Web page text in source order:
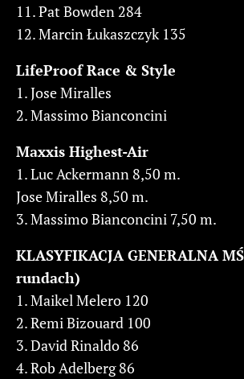
11. Pat Bowden 284
12. Marcin Łukaszczyk 135
LifeProof Race & Style
1. Jose Miralles
2. Massimo Bianconcini
Maxxis Highest-Air
1. Luc Ackermann 8,50 m.
Jose Miralles 8,50 m.
3. Massimo Bianconcini 7,50 m.
KLASYFIKACJA GENERALNA
rundach)
1. Maikel Melero 120
2. Remi Bizouard 100
3. David Rinaldo 86
4. Rob Adelberg 86